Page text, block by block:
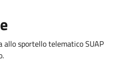
allo sportello telematico SUAP